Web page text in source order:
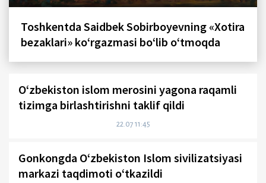
Toshkentda Saidbek Sobirboyevning «Xotira
bezaklari» ko‘rgazmasi bo‘lib o‘tmoqda
O‘zbekiston islom merosini yagona raqamli
tizimga birlashtirishni taklif qildi
22.07 11:45
Gonkongda O‘zbekiston Islom sivilizatsiyasi
markazi taqdimoti o‘tkazildi